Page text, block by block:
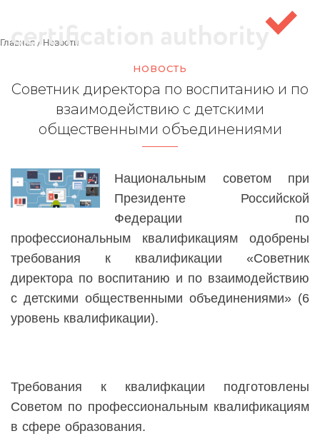
Главная / Новости
НОВОСТЬ
Советник директора по воспитанию и по
взаимодействию с детскими
общественными объединениями
Национальным советом при
Президенте Российской
Федерации по
профессиональным квалификациям одобрены
требования к квалификации «Советник
директора по воспитанию и по взаимодействию
с детскими общественными объединениями» (6
уровень квалификации).
Требования к квалифкации подготовлены
Советом по профессиональным квалификациям
в сфере образования.